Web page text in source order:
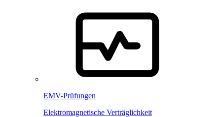
EMV-Prüfungen
Elektromagnetische Verträglichkeit